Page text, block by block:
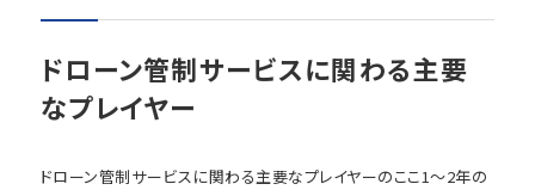
ドローン管制サービスに関わる主要
なプレイヤー
ドローン管制サービスに関わる主要なプレイヤーのここ1～2年の